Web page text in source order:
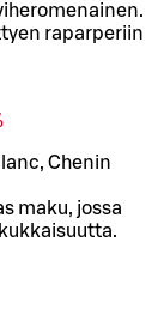
raparperiin
Chenin
maku, jossa